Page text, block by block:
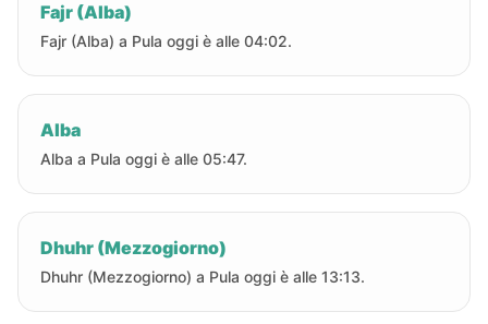
Fajr (Alba)
Fajr (Alba) a Pula oggi è alle 04:02.
Alba
Alba a Pula oggi è alle 05:47.
Dhuhr (Mezzogiorno)
Dhuhr (Mezzogiorno) a Pula oggi è alle 13:13.